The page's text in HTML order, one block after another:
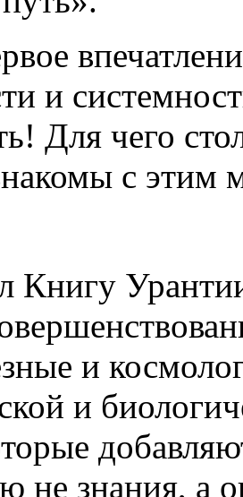
и
Для чего
с этим
Книгу
и
и
не знания, а